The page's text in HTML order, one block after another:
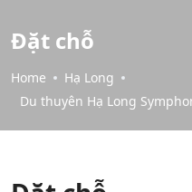
Đặt chỗ
Home
Hạ Long
Du thuyên Hạ Long